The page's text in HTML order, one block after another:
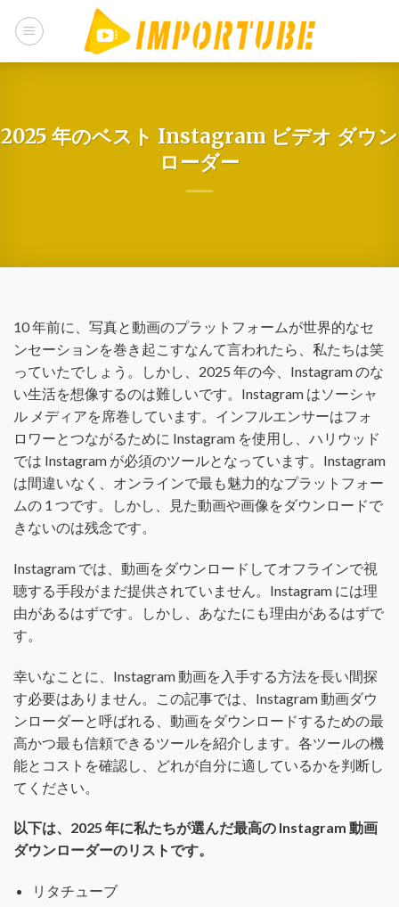
ス
2025 年のベスト Instagram ビデオ ダウン
ローダー
10 年前に、写真と動画のプラットフォームが世界的なセ
ンセーションを巻き起こすなんて言われたら、私たちは笑
っていたでしょう。しかし、2025 年の今、Instagram のな
い生活を想像するのは難しいです。Instagram はソーシャ
ル メディアを席巻しています。インフルエンサーはフォ
ロワーとつながるために Instagram を使用し、ハリウッド
では Instagram が必須のツールとなっています。Instagram
は間違いなく、オンラインで最も魅力的なプラットフォー
ムの 1 つです。しかし、見た動画や画像をダウンロードで
きないのは残念です。
Instagram では、動画をダウンロードしてオフラインで視
聴する手段がまだ提供されていません。Instagram には理
由があるはずです。しかし、あなたにも理由があるはずで
す。
幸いなことに、Instagram 動画を入手する方法を長い間探
す必要はありません。この記事では、Instagram 動画ダウ
ンローダーと呼ばれる、動画をダウンロードするための最
高かつ最も信頼できるツールを紹介します。各ツールの機
能とコストを確認し、どれが自分に適しているかを判断し
てください。
以下は、2025 年に私たちが選んだ最高の Instagram 動画
ダウンローダーのリストです。
リタチューブ